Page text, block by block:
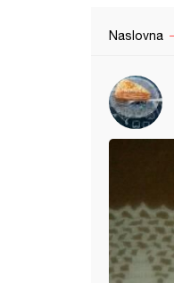
Naslovna